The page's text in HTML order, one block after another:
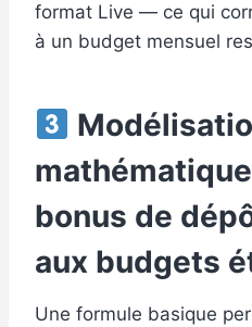
format Live — ce qui
à un budget mensuel
bonus de
aux budgets
Une formule basique